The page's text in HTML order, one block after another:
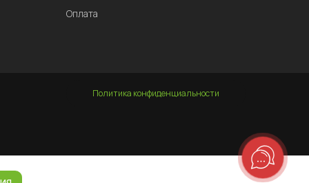
Оплата
Политика конфиденциальности